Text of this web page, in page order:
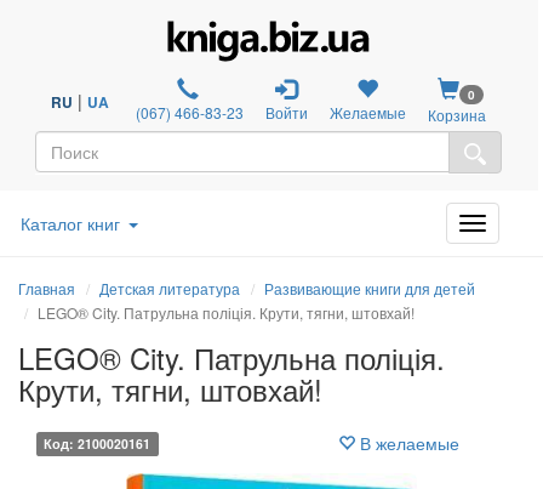
RU | UA (067) 466-83-23 Войти Желаемые
0
Корзина
Каталог книг
Главная Детская литература
Развивающие книги для детей
LEGO® City. Патрульна поліція. Крути, тягни, штовхай!
LEGO® City. Патрульна поліція.
Крути, тягни, штовхай!
Код: 2100020161 В желаемые